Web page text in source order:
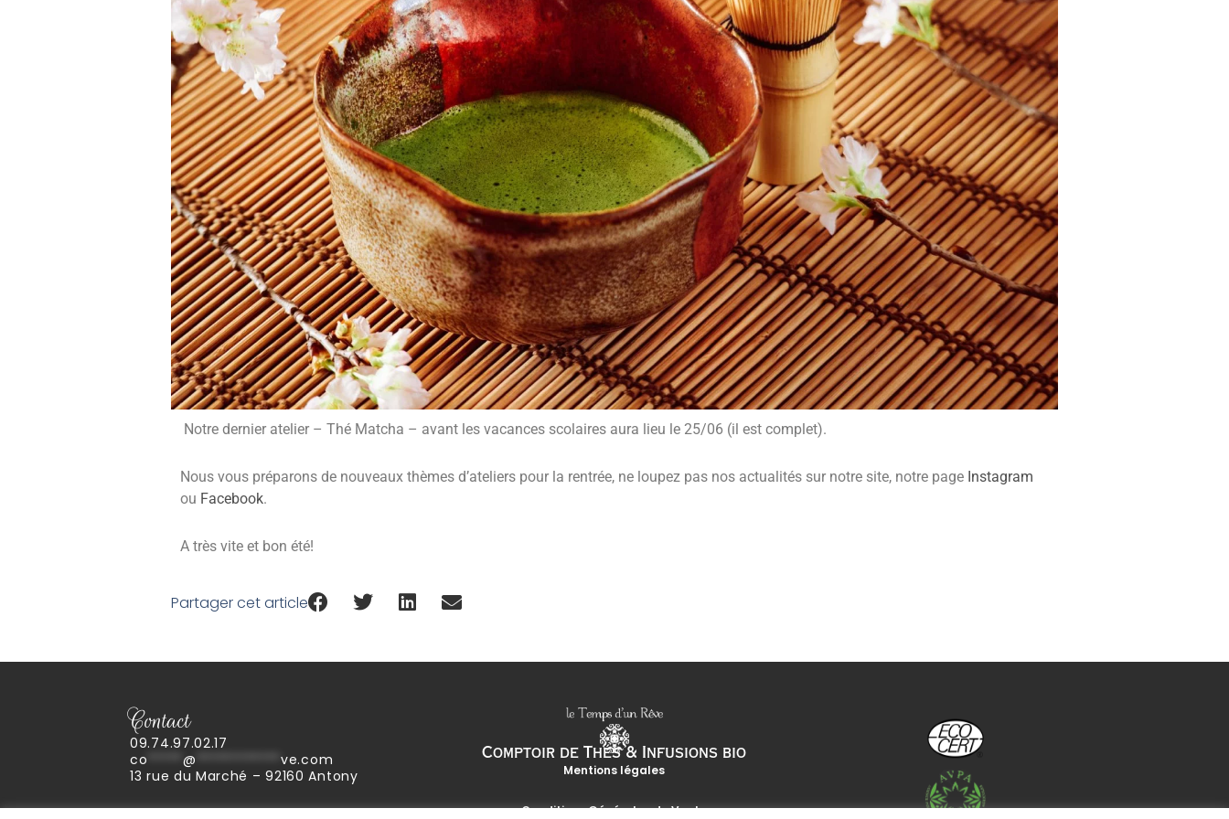
Notre dernier atelier – Thé Matcha – avant les vacances scolaires aura lieu le 25/06 (il est complet).
Nous vous préparons de nouveaux thèmes d’ateliers pour la rentrée, ne loupez pas nos actualités sur notre site, notre page Instagram
ou Facebook.
A très vite et bon été!
Partager cet article
Contact
09.74.97.02.17
co
@ ************ve.com
13 rue du Marché – 92160 Antony
Comptoir de Thés & Infusions bio
Mentions légales
Conditions Générales de Vente